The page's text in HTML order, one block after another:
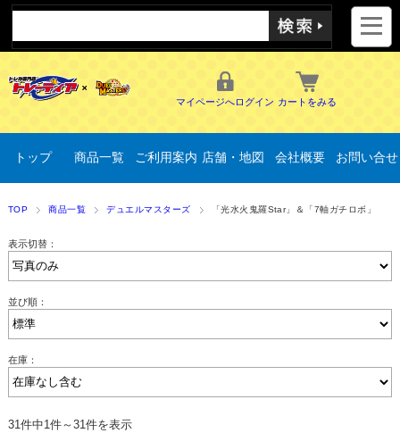
マイページへログイン カートをみる
トップ 商品一覧 ご利用案内 店舗・地図 会社概要 お問い合せ
TOP 商品一覧 デュエルマスターズ 「光水火鬼羅Star」＆「7軸ガチロボ」
表示切替：
並び順：
在庫：
31件中1件～31件を表示